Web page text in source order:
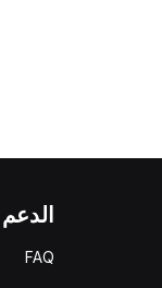
الدعم
FAQ